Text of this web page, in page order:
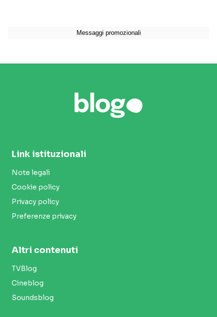
Link istituzionali
Note legali
Cookie policy
Privacy policy
Preferenze privacy
Altri contenuti
TVBlog
Cineblog
Soundsblog